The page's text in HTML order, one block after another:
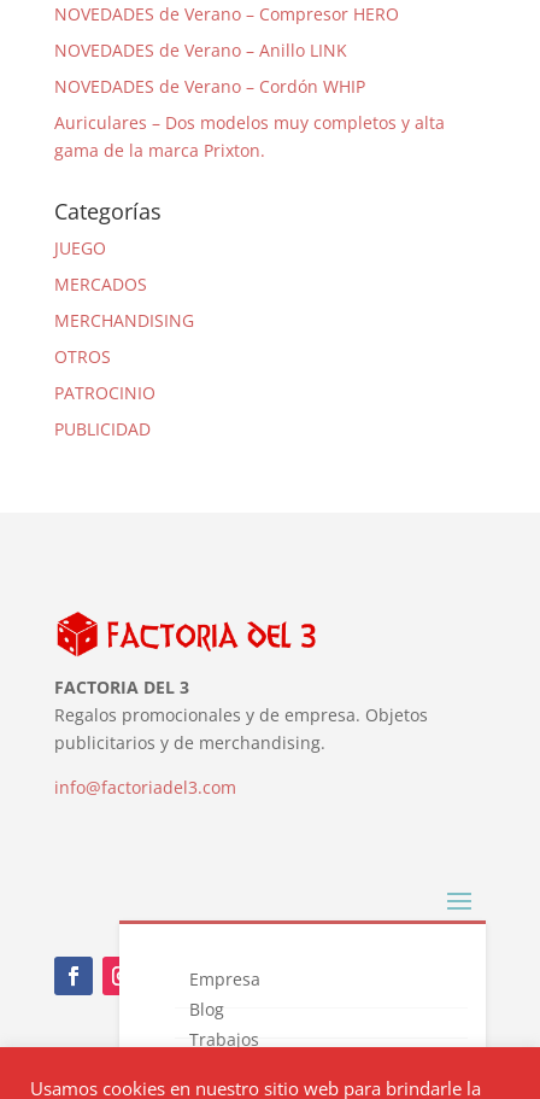
NOVEDADES de Verano – Compresor HERO
NOVEDADES de Verano – Anillo LINK
NOVEDADES de Verano – Cordón WHIP
Auriculares – Dos modelos muy completos y alta
gama de la marca Prixton.
Categorías
JUEGO
MERCADOS
MERCHANDISING
OTROS
PATROCINIO
PUBLICIDAD
FACTORIA DEL 3
Regalos promocionales y de empresa. Objetos
publicitarios y de merchandising.
info@factoriadel3.com
Empresa
Blog
Trabajos
Usamos cookies en nuestro sitio web para brindarle la